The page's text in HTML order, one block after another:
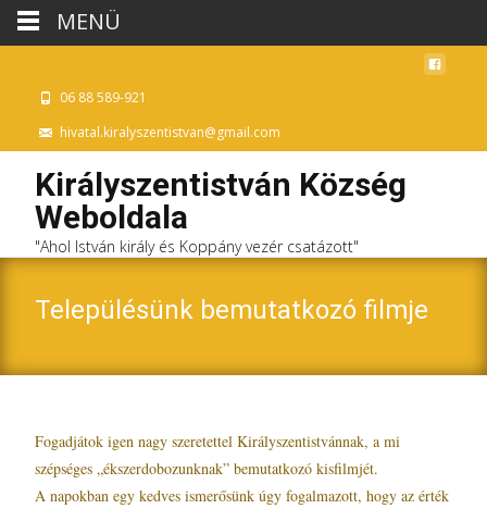
06 88 589-921
hivatal.kiralyszentistvan@gmail.com
Királyszentistván Község
Weboldala
"Ahol István király és Koppány vezér csatázott"
Településünk bemutatkozó filmje
Fogadjátok igen nagy szeretettel Királyszentistvánnak, a mi
szépséges „ékszerdobozunknak” bemutatkozó kisfilmjét.
A napokban egy kedves ismerősünk úgy fogalmazott, hogy az érték
MENÜ